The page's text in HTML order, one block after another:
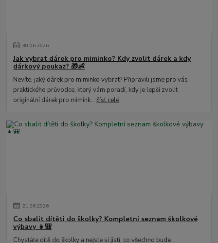
30.06.2026
Jak vybrat dárek pro miminko? Kdy zvolit dárek a kdy
dárkový poukaz? 🎁👶
Nevíte, jaký dárek pro miminko vybrat? Připravili jsme pro vás
praktického průvodce, který vám poradí, kdy je lepší zvolit
originální dárek pro mimink...číst celé
21.06.2026
Co sbalit dítěti do školky? Kompletní seznam školkové
výbavy 👧🎒
Chystáte dítě do školky a nejste si jistí, co všechno bude